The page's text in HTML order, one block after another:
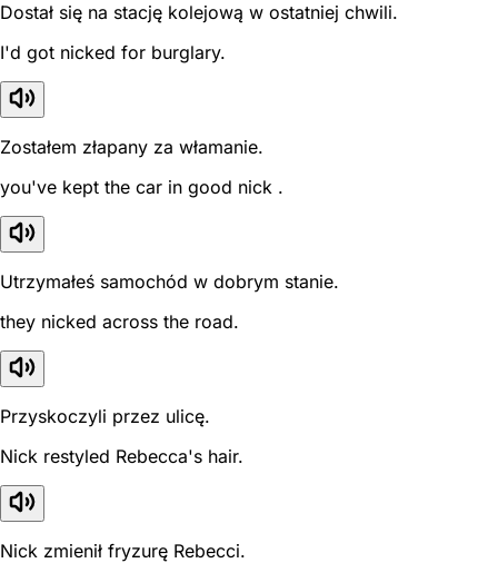
Dostał się na stację kolejową w ostatniej chwili.
I'd got nicked for burglary.
Zostałem złapany za włamanie.
you've kept the car in good nick .
Utrzymałeś samochód w dobrym stanie.
they nicked across the road.
Przyskoczyli przez ulicę.
Nick restyled Rebecca's hair.
Nick zmienił fryzurę Rebecci.